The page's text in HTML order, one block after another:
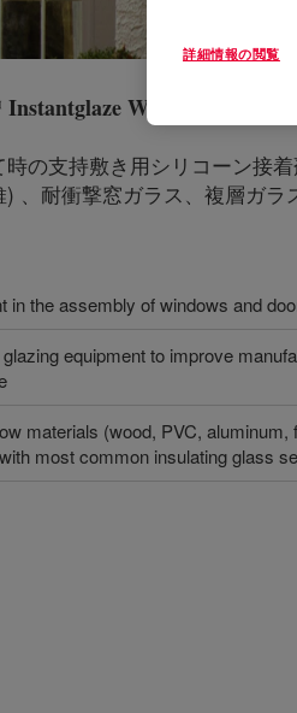
Window Assembly
の支持敷き用シリコーン接
、耐衝撃窓ガラス、複層ガラ
in the assembly of windows and
equipment to improve
materials (wood, PVC,
most common insulating glass
詳細情報の閲覧